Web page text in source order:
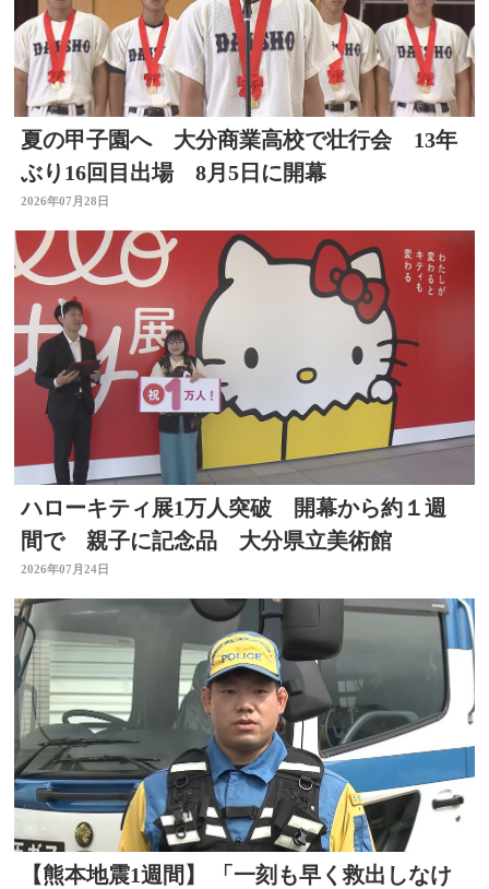
夏の甲子園へ 大分商業高校で壮行会 13年
ぶり16回目出場 8月5日に開幕
2026年07月28日
ハローキティ展1万人突破 開幕から約１週
間で 親子に記念品 大分県立美術館
2026年07月24日
【熊本地震1週間】 「一刻も早く救出しなけ